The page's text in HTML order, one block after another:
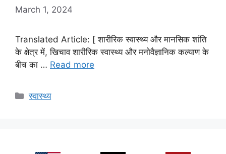
March 1, 2024
Translated Article: [ शारीरिक स्वास्थ्य और मानसिक शांति
के क्षेत्र में, खिचाव शारीरिक स्वास्थ्य और मनोवैज्ञानिक कल्याण के
बीच का … Read more
Categories
स्वास्थ्य